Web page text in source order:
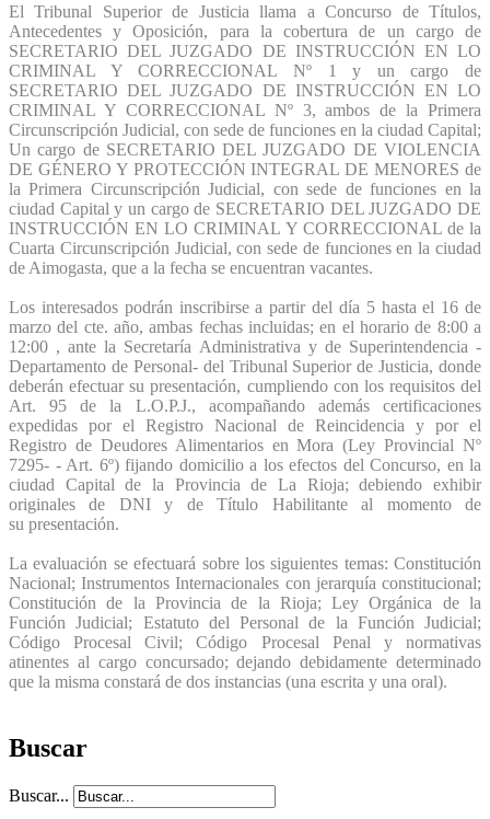
El Tribunal Superior de Justicia llama a Concurso de Títulos,
Antecedentes y Oposición, para la cobertura de un cargo de
SECRETARIO DEL JUZGADO DE INSTRUCCIÓN EN LO
CRIMINAL Y CORRECCIONAL Nº 1 y un cargo de
SECRETARIO DEL JUZGADO DE INSTRUCCIÓN EN LO
CRIMINAL Y CORRECCIONAL Nº 3, ambos de la Primera
Circunscripción Judicial, con sede de funciones en la ciudad Capital;
Un cargo de SECRETARIO DEL JUZGADO DE VIOLENCIA
DE GÉNERO Y PROTECCIÓN INTEGRAL DE MENORES de
la Primera Circunscripción Judicial, con sede de funciones en la
ciudad Capital y un cargo de SECRETARIO DEL JUZGADO DE
INSTRUCCIÓN EN LO CRIMINAL Y CORRECCIONAL de la
Cuarta Circunscripción Judicial, con sede de funciones en la ciudad
de Aimogasta, que a la fecha se encuentran vacantes.
Los interesados podrán inscribirse a partir del día 5 hasta el 16 de
marzo del cte. año, ambas fechas incluidas; en el horario de 8:00 a
12:00 , ante la Secretaría Administrativa y de Superintendencia -
Departamento de Personal- del Tribunal Superior de Justicia, donde
deberán efectuar su presentación, cumpliendo con los requisitos del
Art. 95 de la L.O.P.J., acompañando además certificaciones
expedidas por el Registro Nacional de Reincidencia y por el
Registro de Deudores Alimentarios en Mora (Ley Provincial Nº
7295- - Art. 6º) fijando domicilio a los efectos del Concurso, en la
ciudad Capital de la Provincia de La Rioja; debiendo exhibir
originales de DNI y de Título Habilitante al momento de
su presentación.
La evaluación se efectuará sobre los siguientes temas: Constitución
Nacional; Instrumentos Internacionales con jerarquía constitucional;
Constitución de la Provincia de la Rioja; Ley Orgánica de la
Función Judicial; Estatuto del Personal de la Función Judicial;
Código Procesal Civil; Código Procesal Penal y normativas
atinentes al cargo concursado; dejando debidamente determinado
que la misma constará de dos instancias (una escrita y una oral).
Buscar
Buscar...